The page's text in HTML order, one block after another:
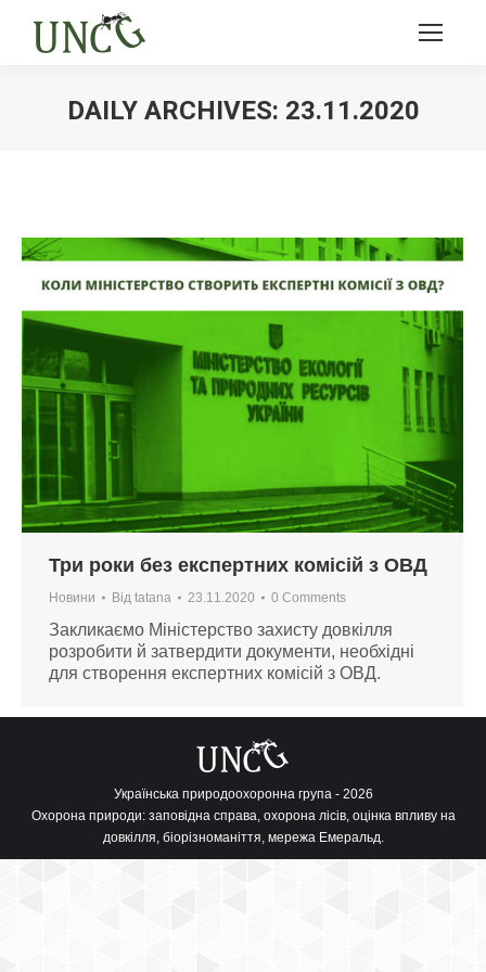
DAILY ARCHIVES: 23.11.2020
Три роки без експертних комісій з ОВД
Новини Від tatana 23.11.2020 0 Comments
Закликаємо Міністерство захисту довкілля
розробити й затвердити документи, необхідні
для створення експертних комісій з ОВД.
Українська природоохоронна група - 2026
Охорона природи: заповідна справа, охорона лісів, оцінка впливу на
довкілля, біорізноманіття, мережа Емеральд.